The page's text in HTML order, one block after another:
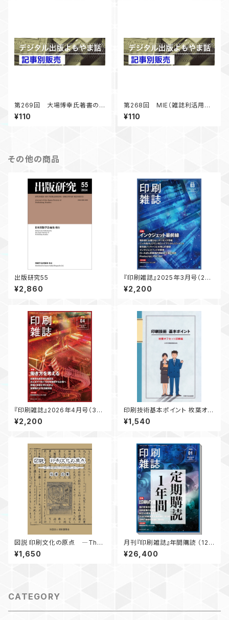
第269回 大場博幸氏著書の
社会的意義－図書館の書籍市
場への影響－ 「デジタル出版
¥110
第268回 MIE（雑誌利活用教
育）報告 雑誌づくりの効果
「デジタル出版よもやま話」 20
¥110
その他の商品
出版研究55
¥2,860
『印刷雑誌』2025年3月号（2月
20日発行）
¥2,200
『印刷雑誌』2026年4月号（3月
23日発行）
¥2,200
印刷技術基本ポイント 枚葉オフ
セット印刷編
¥1,540
図説 印刷文化の原点 ―The
Starting Point of Printing C
ulture―
¥1,650
月刊『印刷雑誌』年間購読 （12ヶ
月分）【送料無料】
¥26,400
CATEGORY